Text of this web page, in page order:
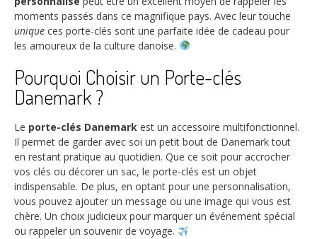
moments passés dans ce magnifique pays. Avec leur touche
unique ces porte-clés sont une parfaite idée de cadeau pour
les amoureux de la culture danoise.
Pourquoi Choisir un Porte-clés
Danemark ?
Le porte-clés Danemark est un accessoire multifonctionnel.
Il permet de garder avec soi un petit bout de Danemark tout
en restant pratique au quotidien. Que ce soit pour accrocher
vos clés ou décorer un sac, le porte-clés est un objet
indispensable. De plus, en optant pour une personnalisation,
vous pouvez ajouter un message ou une image qui vous est
chère. Un choix judicieux pour marquer un événement spécial
ou rappeler un souvenir de voyage.